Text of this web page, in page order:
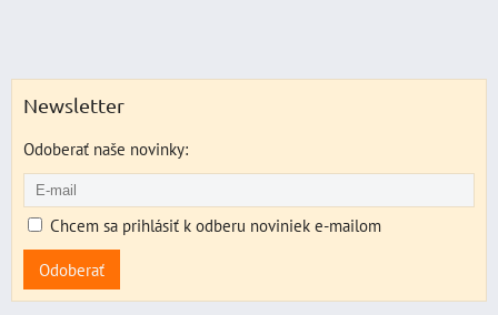
Newsletter
Odoberať naše novinky:
Chcem sa prihlásiť k odberu noviniek e-mailom
Odoberať